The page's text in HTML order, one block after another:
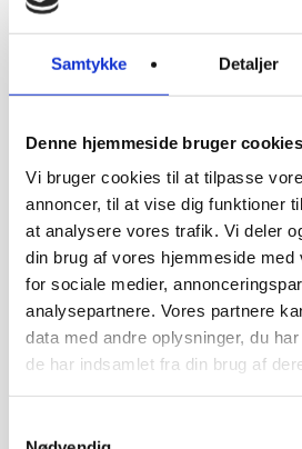
Samtykke Detaljer
Denne hjemmeside bruger cookies
Vi bruger cookies til at tilpasse
annoncer, til at vise dig funktioner
at analysere vores trafik. Vi deler
din brug af vores hjemmeside med
for sociale medier,
analysepartnere. Vores partnere
data med andre oplysninger, du
de har indsamlet fra din brug af
Vælg den
dig
12 ugers dyb
Live Q&A hver
Livslang
Mulighed for
Opstart 1.
Du får fuld adgang til hele
løsning, du